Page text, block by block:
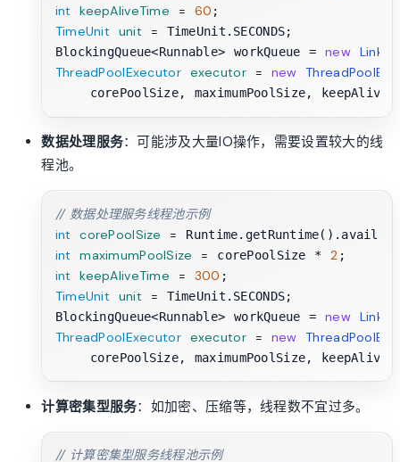
int keepAliveTime = 60
TimeUnit unit = TimeUnit.SECONDS;
BlockingQueue<Runnable> workQueue = new
ThreadPoolExecutor executor = new
数据处理服务：可能涉及大量IO操作，需要设置较大的线
程池。
// 数据处理服务线程池示例
int
corePoolSize =
int maximumPoolSize = corePoolSize * 2
int keepAliveTime = 300
TimeUnit unit = TimeUnit.SECONDS;
BlockingQueue<Runnable> workQueue = new
ThreadPoolExecutor executor = new
计算密集型服务：如加密、压缩等，线程数不宜过多。
// 计算密集型服务线程池示例